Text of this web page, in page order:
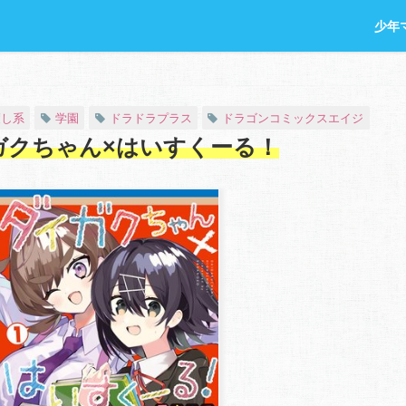
少年
系 学園 ドラドラプラス ドラゴンコミックスエイジ
クちゃん×はいすくーる！